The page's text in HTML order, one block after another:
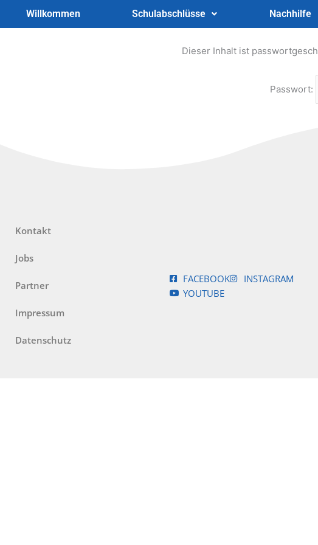
Willkommen Schulabschlüsse Nachhilfe
Dieser Inhalt ist
Passwort:
Kontakt
Jobs
Partner
Impressum
Datenschutz
FACEBOOK
INSTAGRAM
YOUTUBE